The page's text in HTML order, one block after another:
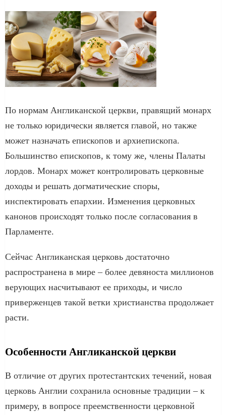
По нормам Англиканской церкви, правящий монарх
не только юридически является главой, но также
может назначать епископов и архиепископа.
Большинство епископов, к тому же, члены Палаты
лордов. Монарх может контролировать церковные
доходы и решать догматические споры,
инспектировать епархии. Изменения церковных
канонов происходят только после согласования в
Парламенте.
Сейчас Англиканская церковь достаточно
распространена в мире – более девяноста миллионов
верующих насчитывают ее приходы, и число
приверженцев такой ветки христианства продолжает
расти.
Особенности Англиканской церкви
В отличие от других протестантских течений, новая
церковь Англии сохранила основные традиции – к
примеру, в вопросе преемственности церковной